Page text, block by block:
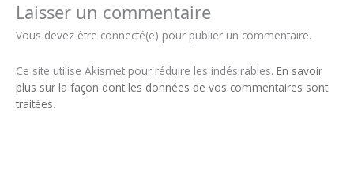
Laisser un commentaire
Vous devez être connecté(e) pour publier un commentaire.
Ce site utilise Akismet pour réduire les indésirables. En savoir
plus sur la façon dont les données de vos commentaires sont
traitées.